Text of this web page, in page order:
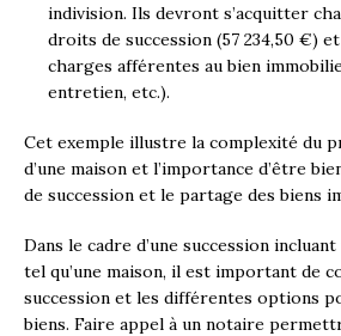
indivision. Ils devront s’acquitter
droits de succession (57 234,50 €)
charges afférentes au bien
entretien, etc.).
Cet exemple illustre la complexité du
d’une maison et l’importance d’être
de succession et le partage des biens
Dans le cadre d’une succession
tel qu’une maison, il est important de
succession et les différentes options
biens. Faire appel à un notaire